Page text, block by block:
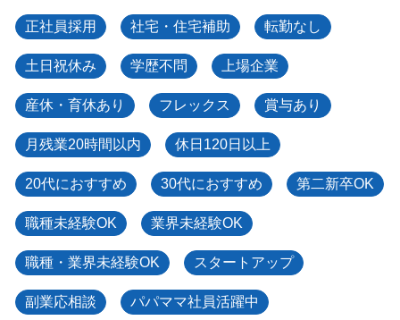
正社員採用 社宅・住宅補助 転勤なし
土日祝休み 学歴不問 上場企業
産休・育休あり フレックス 賞与あり
月残業20時間以内 休日120日以上
20代におすすめ 30代におすすめ 第二新卒OK
職種未経験OK 業界未経験OK
職種・業界未経験OK スタートアップ
副業応相談 パパママ社員活躍中